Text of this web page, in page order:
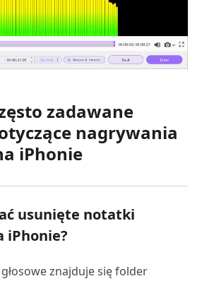
zadawane
nagrywania
iPhonie
usunięte notatki
iPhonie?
znajduje się folder